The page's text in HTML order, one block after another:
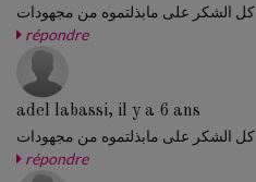
كل الشكر على مابذلتموه من مجهودات
répondre
adel labassi, il y a 6 ans
كل الشكر على مابذلتموه من مجهودات
répondre